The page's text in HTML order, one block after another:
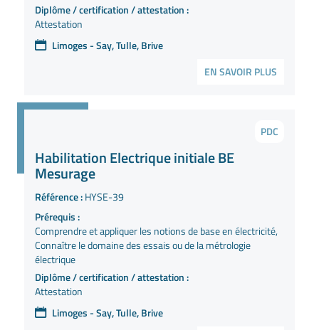
Diplôme / certification / attestation :
Attestation
Limoges - Say, Tulle, Brive
EN SAVOIR PLUS
PDC
Habilitation Electrique initiale BE
Mesurage
Référence :HYSE-39
Prérequis :
Comprendre et appliquer les notions de base en électricité,
Connaître le domaine des essais ou de la métrologie
électrique
Diplôme / certification / attestation :
Attestation
Limoges - Say, Tulle, Brive